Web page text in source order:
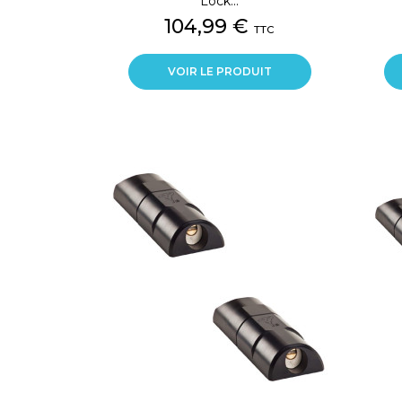
Prix
104,99 € TTC
VOIR LE PRODUIT